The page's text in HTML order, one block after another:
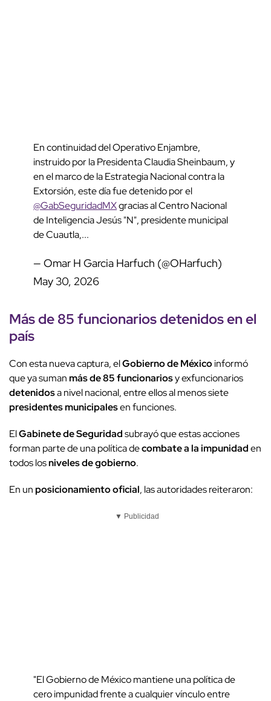
En continuidad del Operativo Enjambre,
instruido por la Presidenta Claudia Sheinbaum, y
en el marco de la Estrategia Nacional contra la
Extorsión, este día fue detenido por el
@GabSeguridadMXgracias al Centro Nacional
de Inteligencia Jesús "N", presidente municipal
de Cuautla,...
— Omar H Garcia Harfuch (@OHarfuch)
May 30, 2026
Más de 85 funcionariosdetenidosen el
país
Con esta nueva captura, elGobierno de Méxicoinformó
que ya sumanmás de 85 funcionariosy exfuncionarios
detenidosa nivel nacional, entre ellos al menos siete
presidentes municipalesen funciones.
ElGabinete de Seguridadsubrayó que estas acciones
forman parte de una política decombate a la impunidaden
todos losniveles de gobierno.
En unposicionamiento oficial, las autoridades reiteraron:
▼ Publicidad
"El Gobierno de México mantiene una política de
cero impunidad frente a cualquier vínculo entre